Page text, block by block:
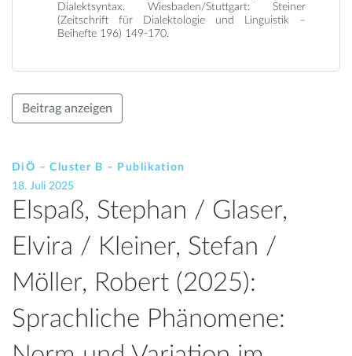
Dialektsyntax. Wiesbaden/Stuttgart: Steiner
(Zeitschrift für Dialektologie und Linguistik –
Beihefte 196) 149-170.
Beitrag anzeigen
DiÖ – Cluster B – Publikation
18. Juli 2025
Elspaß, Stephan / Glaser,
Elvira / Kleiner, Stefan /
Möller, Robert (2025):
Sprachliche Phänomene: